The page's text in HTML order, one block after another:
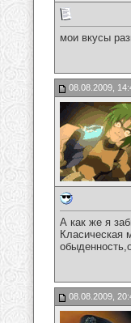
мои вкусы
08.08.2009,
А как же я
Класическая
08.08.2009,